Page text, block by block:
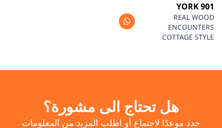
YORK 901
REAL WOOD
ENCOUNTERS
COTTAGE STYLE
هل تحتاج الى مشورة؟
حدد موعدًا لاجتماع أو اطلب المزيد من المعلومات